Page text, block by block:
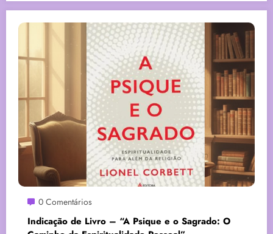
0 Comentários
Indicação de Livro – “A Psique e o Sagrado: O